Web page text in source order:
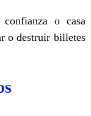
o casa
o destruir billetes